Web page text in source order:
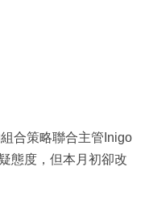
合策略聯合主管Inigo
態度，但本月初卻改